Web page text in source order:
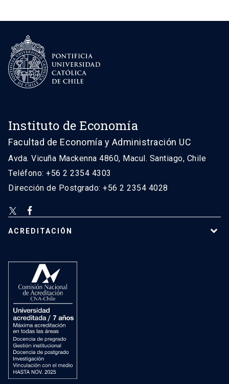
Instituto de Economía
Facultad de Economía y Administración UC
Avda. Vicuña Mackenna 4860, Macul. Santiago, Chile
Teléfono: +56 2 2354 4303
Dirección de Postgrado: +56 2 2354 4028
ACREDITACIÓN